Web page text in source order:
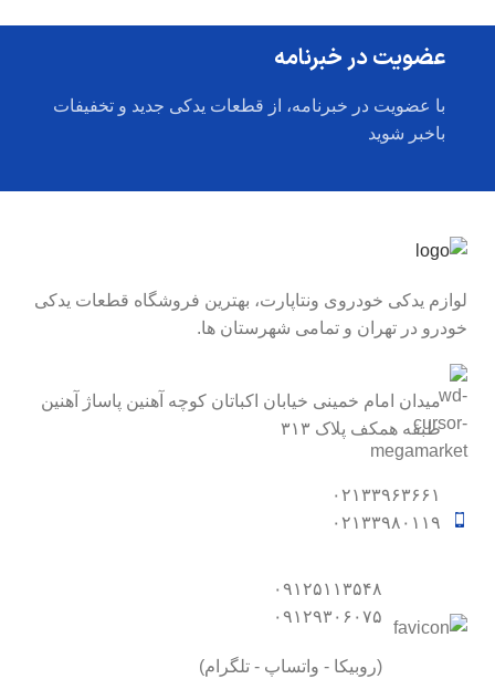
عضویت در خبرنامه
با عضویت در خبرنامه، از قطعات یدکی جدید و تخفیفات
باخبر شوید
لوازم یدکی خودروی ونتاپارت، بهترین فروشگاه قطعات یدکی
خودرو در تهران و تمامی شهرستان ها.
میدان امام خمینی خیابان اکباتان کوچه آهنین پاساژ آهنین
طبقه همکف پلاک ۳۱۳
۰۲۱۳۳۹۶۳۶۶۱
۰۲۱۳۳۹۸۰۱۱۹
۰۹۱۲۵۱۱۳۵۴۸
۰۹۱۲۹۳۰۶۰۷۵
(روبیکا - واتساپ - تلگرام)